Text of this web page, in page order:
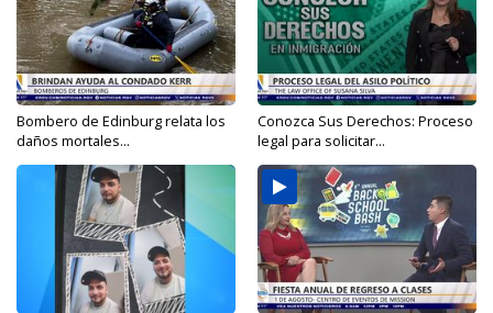
Bombero de Edinburg relata los
daños mortales...
Conozca Sus Derechos: Proceso
legal para solicitar...